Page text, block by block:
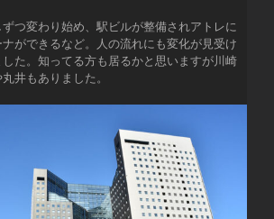
つ変わり始め、駅ビルが整備されアトレに
ができるなど。人の流れにも変化が見受け
た。知ってる方も居るかと思いますが川崎
井もありました。